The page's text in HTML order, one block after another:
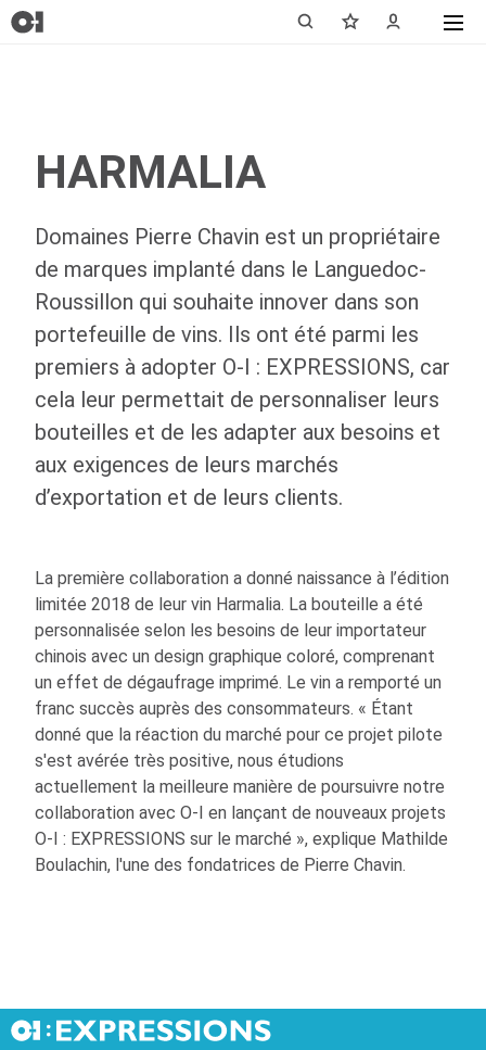
HARMALIA
Domaines Pierre Chavin est un propriétaire
de marques implanté dans le Languedoc-
Roussillon qui souhaite innover dans son
portefeuille de vins. Ils ont été parmi les
premiers à adopter O-I : EXPRESSIONS, car
cela leur permettait de personnaliser leurs
bouteilles et de les adapter aux besoins et
aux exigences de leurs marchés
d’exportation et de leurs clients.
La première collaboration a donné naissance à l’édition
limitée 2018 de leur vin Harmalia. La bouteille a été
personnalisée selon les besoins de leur importateur
chinois avec un design graphique coloré, comprenant
un effet de dégaufrage imprimé. Le vin a remporté un
franc succès auprès des consommateurs. « Étant
donné que la réaction du marché pour ce projet pilote
s'est avérée très positive, nous étudions
actuellement la meilleure manière de poursuivre notre
collaboration avecO-I en lançant de nouveaux projets
O-I : EXPRESSIONS sur le marché », explique Mathilde
Boulachin, l'une des fondatrices de Pierre Chavin.